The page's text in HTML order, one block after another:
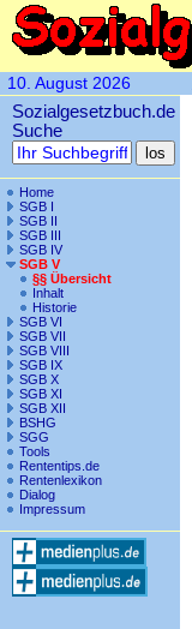
10. August 2026
Sozialgesetzbuch.de
Suche
Home
SGB I
SGB II
SGB III
SGB IV
SGB V
§§ Übersicht
Inhalt
Historie
SGB VI
SGB VII
SGB VIII
SGB IX
SGB X
SGB XI
SGB XII
BSHG
SGG
Tools
Rententips.de
Rentenlexikon
Dialog
Impressum